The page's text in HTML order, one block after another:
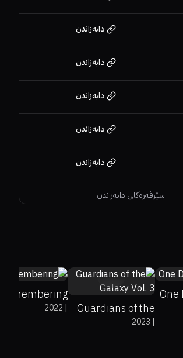
سێرڤەرەکانی دابەزاندن
دابەزاندن
دابەزاندن
دابەزاندن
دابەزاندن
دابەزاندن
One
Guardians of the
Galaxy Vol. 3|
2023
Remembering
|
2022